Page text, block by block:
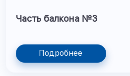
Часть балкона №3
Подробнее